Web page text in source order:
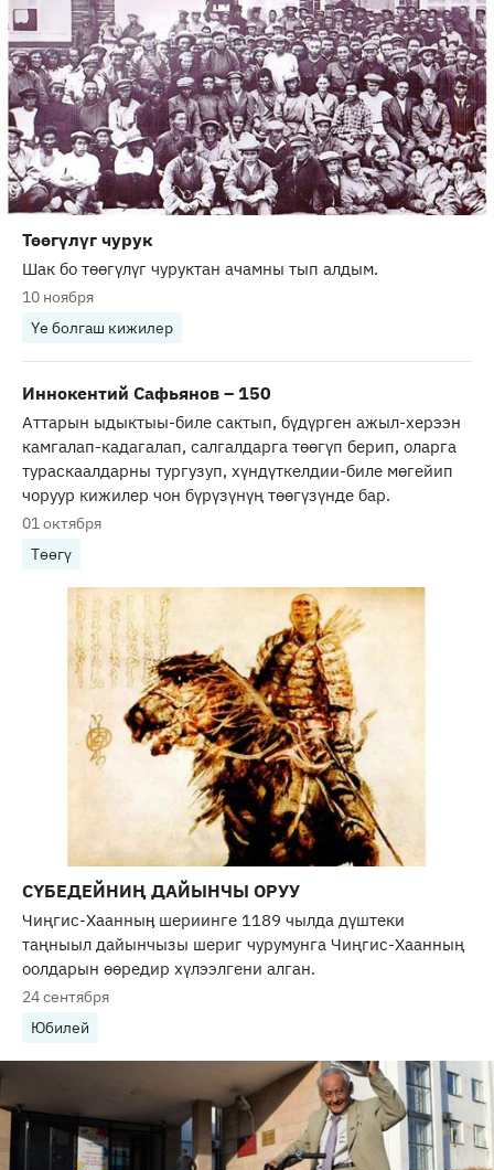
Төөгүлүг чурук
Шак бо төөгүлүг чуруктан ачамны тып алдым.
10 ноября
Үе болгаш кижилер
Иннокентий Сафьянов – 150
Аттарын ыдыктыы-биле сактып, бүдүрген ажыл-херээн
камгалап-кадагалап, салгалдарга төөгүп берип, оларга
тураскаалдарны тургузуп, хүндүткелдии-биле мөгейип
чоруур кижилер чон бүрүзүнүң төөгүзүнде бар.
01 октября
Төөгү
СҮБЕДЕЙНИҢ ДАЙЫНЧЫ ОРУУ
Чиңгис-Хаанныӊ шериинге 1189 чылда дүштеки
таңныыл дайынчызы шериг чурумунга Чиңгис-Хаанның
оолдарын өөредир хүлээлгени алган.
24 сентября
Юбилей